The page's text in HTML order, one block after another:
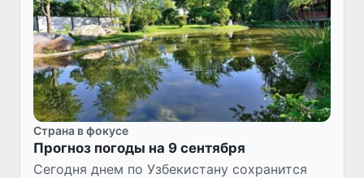
Страна в фокусе
Прогноз погоды на 9 сентября
Сегодня днем по Узбекистану сохранится